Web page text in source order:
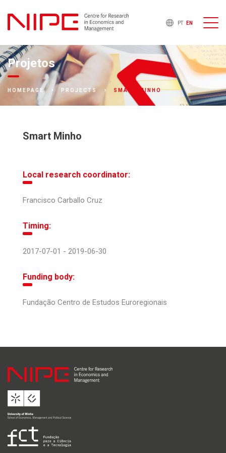
PT EN
Projetos
HOMEPAGE PROJECTS SMART MINHO
Smart Minho
Local research coordinator:
Francisco Carballo Cruz
Timing:
2017-07-01 - 2019-06-30
Funding body:
Fundação Centro de Estudos Euroregionais